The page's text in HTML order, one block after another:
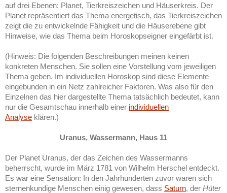
auf drei Ebenen: Planet, Tierkreiszeichen und Häuserkreis. Der
Planet repräsentiert das Thema energetisch, das Tierkreiszeichen
zeigt die zu entwickelnde Fähigkeit und die Häuserebene gibt
Hinweise, wie das Thema beim Horoskopseigner eingefärbt ist.
(Hinweis: Die folgenden Beschreibungen meinen keinen
konkreten Menschen. Sie sollen eine Vorstellung vom jeweiligen
Thema geben. Im individuellen Horoskop sind diese Elemente
eingebunden in ein Netz zahlreicher Faktoren. Was also für den
Einzelnen das hier dargestellte Thema tatsächlich bedeutet, kann
nur die Gesamtschau innerhalb einer individuellen
Analyse klären.)
Uranus, Wassermann, Haus 11
Der Planet Uranus, der das Zeichen des Wassermanns
beherrscht, wurde im März 1781 von Wilhelm Herschel entdeckt.
Es war eine Sensation: In den Jahrhunderten zuvor waren sich
sternenkundige Menschen einig gewesen, dass Saturn, der Hüter